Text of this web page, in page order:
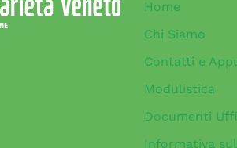
Home
Chi Siamo
Contatti e
Modulistica
Documenti
Informativa